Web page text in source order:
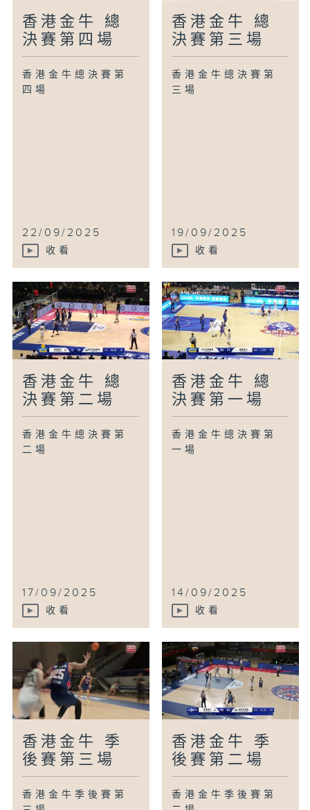
香港金牛 總
決賽第四場
香港金牛總決賽第
四場
22/09/2025
收看
香港金牛 總
決賽第三場
香港金牛總決賽第
三場
19/09/2025
收看
香港金牛 總
決賽第二場
香港金牛總決賽第
二場
17/09/2025
收看
香港金牛 總
決賽第一場
香港金牛總決賽第
一場
14/09/2025
收看
香港金牛 季
後賽第三場
香港金牛季後賽第
香港金牛 季
後賽第二場
香港金牛季後賽第